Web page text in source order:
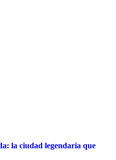
la ciudad legendaria que